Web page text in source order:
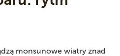
monsunowe wiatry znad